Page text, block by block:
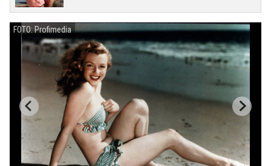
FOTO: Profimedia